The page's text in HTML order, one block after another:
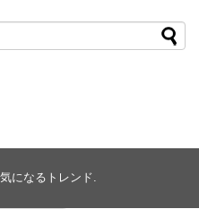
になるトレンド.